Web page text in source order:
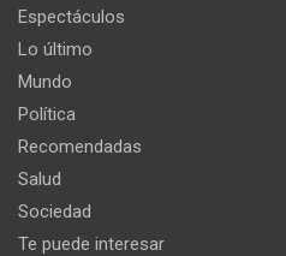
Espectáculos
Lo último
Mundo
Política
Recomendadas
Salud
Sociedad
Te puede interesar